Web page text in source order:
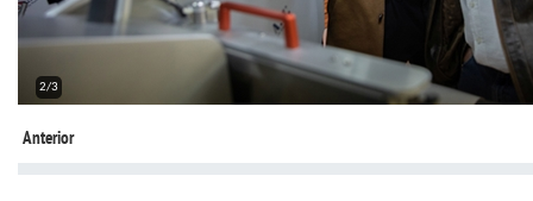
2/3
Anterior